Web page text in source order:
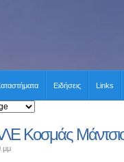
Ειδήσεις Links
Κοσμάς
μμ